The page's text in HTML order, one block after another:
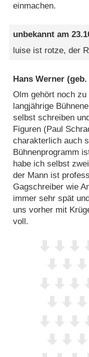
einmachen.
unbekannt am
luise ist rotze, der
Hans Werner
Olm gehört noch
langjährige
selbst schreiben
Figuren (Paul
charakterlich auch
Bühnenprogramm
habe ich selbst
der Mann ist
Gagschreiber wie
immer sehr spät
uns vorher mit
voll.